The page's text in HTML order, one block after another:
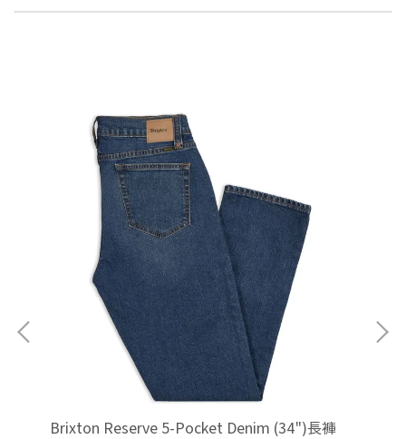
Brixton Reserve 5-Pocket Denim (34")長褲